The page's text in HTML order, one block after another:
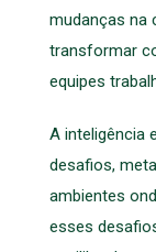
mudanças na
transformar
equipes
A inteligência
desafios,
ambientes
esses